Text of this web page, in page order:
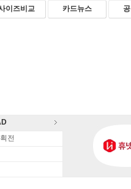
이즈비교 카드뉴스
전